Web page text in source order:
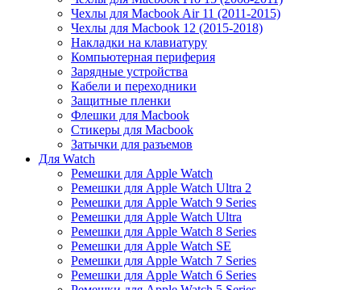
Чехлы для Macbook Air 11 (2011-2015)
Чехлы для Macbook 12 (2015-2018)
Накладки на клавиатуру
Компьютерная периферия
Зарядные устройства
Кабели и переходники
Защитные пленки
Флешки для Macbook
Стикеры для Macbook
Затычки для разъемов
Для Watch
Ремешки для Apple Watch
Ремешки для Apple Watch Ultra 2
Ремешки для Apple Watch 9 Series
Ремешки для Apple Watch Ultra
Ремешки для Apple Watch 8 Series
Ремешки для Apple Watch SE
Ремешки для Apple Watch 7 Series
Ремешки для Apple Watch 6 Series